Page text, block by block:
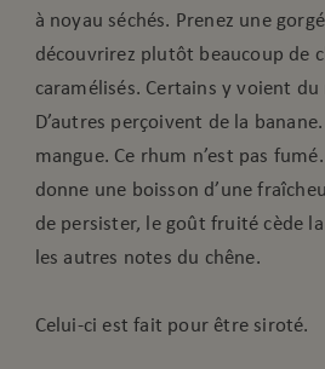
à noyau séchés. Prenez une
découvrirez plutôt beaucoup de
caramélisés. Certains y voient du
D’autres perçoivent de la
mangue. Ce rhum n’est pas
donne une boisson d’une
de persister, le goût fruité cède
les autres notes du chêne.
Celui-ci est fait pour être siroté.